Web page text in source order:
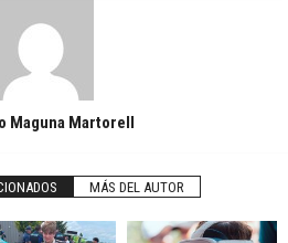
Maguna Martorell
MÁS DEL AUTOR